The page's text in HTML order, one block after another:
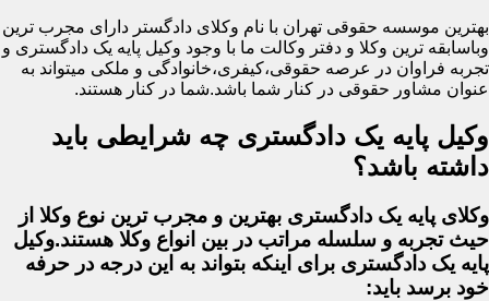
بهترین موسسه حقوقی تهران با نام وکلای دادگستر دارای مجرب ترین
وباسابقه ترین وکلا و دفتر وکالت ما با وجود وکیل پایه یک دادگستری و
تجربه فراوان در عرصه حقوقی،کیفری،خانوادگی و ملکی میتواند به
عنوان مشاور حقوقی در کنار شما باشد.شما در کنار هستند.
وکیل پایه یک دادگستری چه شرایطی باید
داشته باشد؟
وکلای پایه یک دادگستری بهترین و مجرب ترین نوع وکلا از
حیث تجربه و سلسله مراتب در بین انواع وکلا هستند.وکیل
پایه یک دادگستری برای اینکه بتواند به این درجه در حرفه
خود برسد باید: